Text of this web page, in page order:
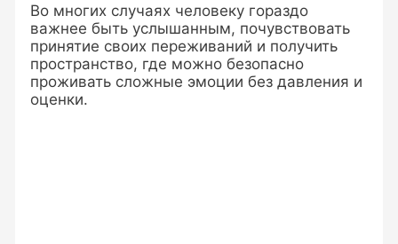
Во многих случаях человеку гораздо
важнее быть услышанным, почувствовать
принятие своих переживаний и получить
пространство, где можно безопасно
проживать сложные эмоции без давления и
оценки.